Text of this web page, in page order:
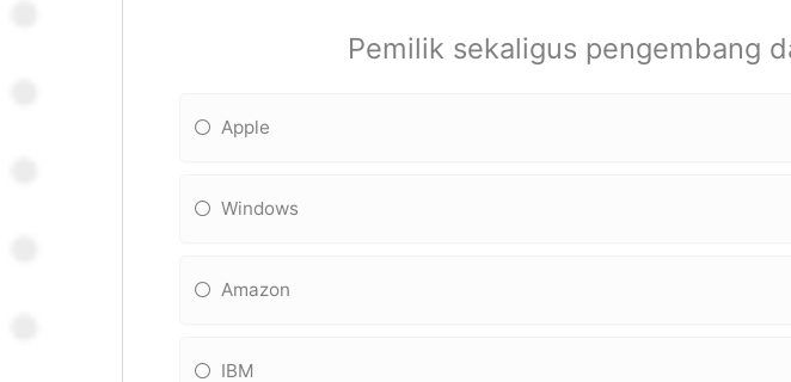
Pemilik sekaligus pengembang
Apple
Windows
Amazon
IBM